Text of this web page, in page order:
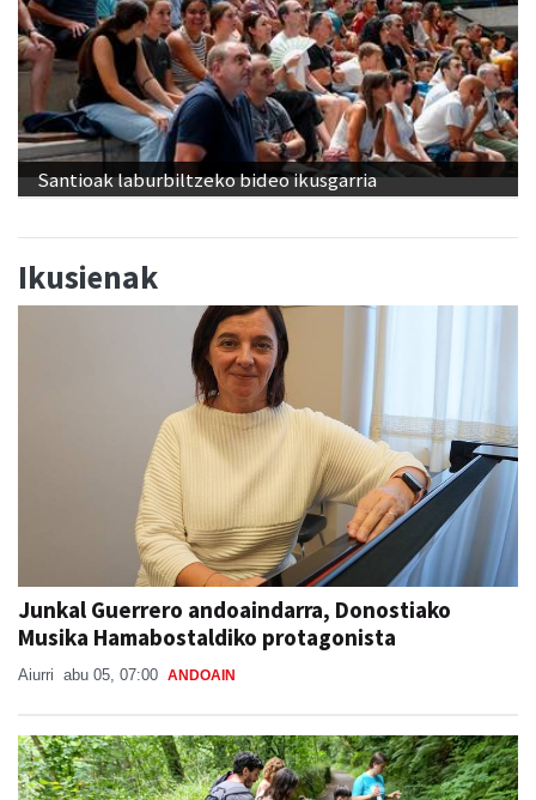
Santioak laburbiltzeko bideo ikusgarria
Ikusienak
Junkal Guerrero andoaindarra, Donostiako
Musika Hamabostaldiko protagonista
Aiurri abu 05, 07:00 ANDOAIN